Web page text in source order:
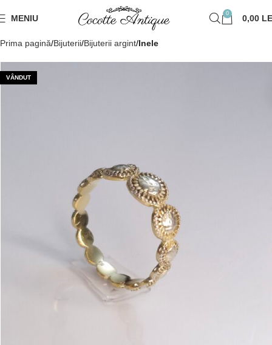
MENIU 0 0,00
Prima pagină Bijuterii Bijuterii argint Inele
VÂNDUT